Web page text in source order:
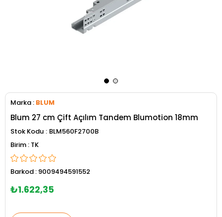
Marka : BLUM
Blum 27 cm Çift Açılım Tandem Blumotion 18mm
Stok Kodu
BLM560F2700B
TK
Barkod : 9009494591552
₺1.622,35